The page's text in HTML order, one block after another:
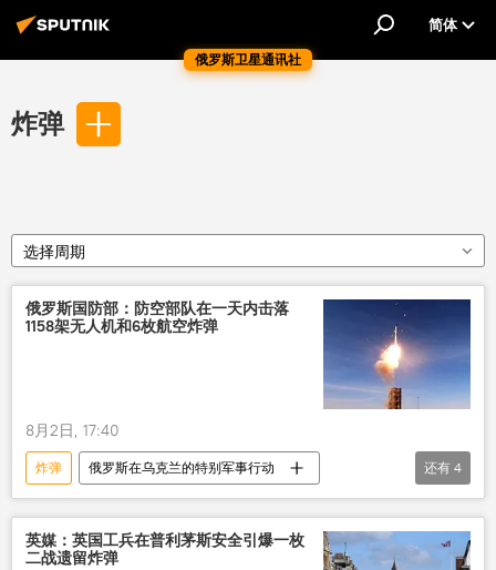
俄罗斯卫星通讯社
简体
炸弹
选择周期
俄罗斯国防部：防空部队在一天内击落
1158架无人机和6枚航空炸弹
8月2日, 17:40
炸弹
俄罗斯在乌克兰的特别军事行动
俄国防部
防空系统
击落
无人机
还有 4
英媒：英国工兵在普利茅斯安全引爆一枚
二战遗留炸弹